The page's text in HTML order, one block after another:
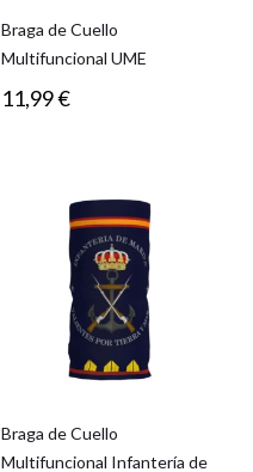
Braga de Cuello
Multifuncional UME
11,99€
Braga de Cuello
Multifuncional Infantería de